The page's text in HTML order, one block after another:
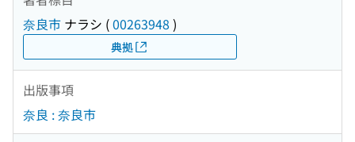
奈良市 ナラシ (00263948 )
典拠
出版事項
奈良 : 奈良市